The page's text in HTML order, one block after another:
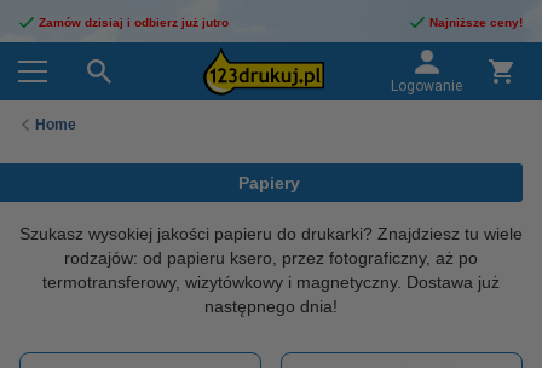
Zamów dzisiaj i odbierz już jutro Najniższe ceny!
Logowanie
Home
Papiery
Szukasz wysokiej jakości papieru do drukarki? Znajdziesz tu wiele
rodzajów: od papieru ksero, przez fotograficzny, aż po
termotransferowy, wizytówkowy i magnetyczny. Dostawa już
następnego dnia!